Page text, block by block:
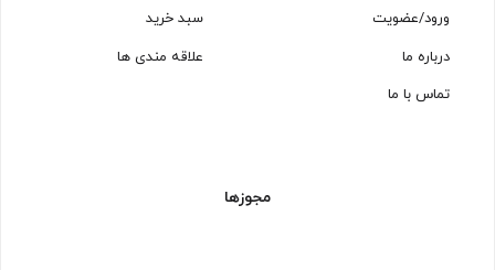
ورود/عضویت
درباره ما
تماس با ما
سبد خرید
علاقه مندی ها
مجوزها